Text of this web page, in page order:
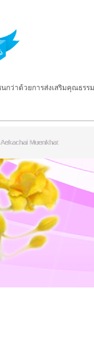
กว่าด้วยการส่งเสริมคุณธร
Muenkhat